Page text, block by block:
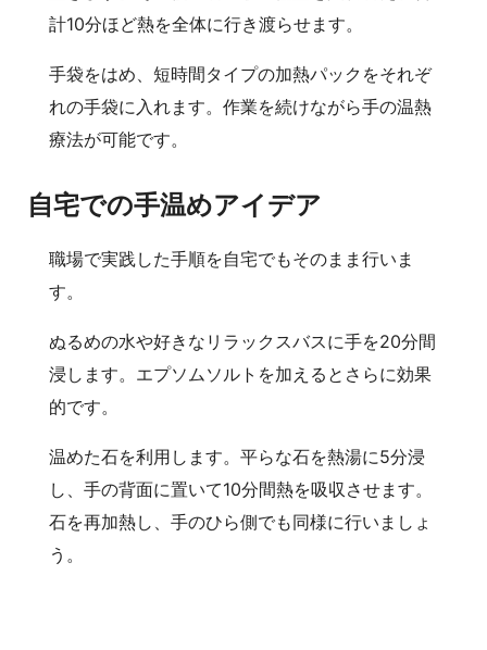
計10分ほど熱を全体に行き渡らせます。
手袋をはめ、短時間タイプの加熱パックをそれぞ
れの手袋に入れます。作業を続けながら手の温熱
療法が可能です。
自宅での手温めアイデア
職場で実践した手順を自宅でもそのまま行いま
す。
ぬるめの水や好きなリラックスバスに手を20分間
浸します。エプソムソルトを加えるとさらに効果
的です。
温めた石を利用します。平らな石を熱湯に5分浸
し、手の背面に置いて10分間熱を吸収させます。
石を再加熱し、手のひら側でも同様に行いましょ
う。